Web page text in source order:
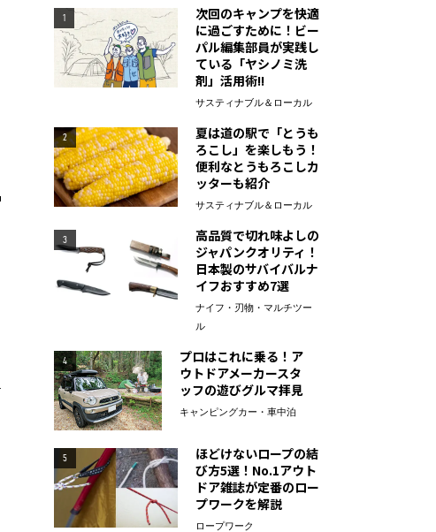
1
次回のキャンプを快適
に過ごすために！ビー
パル編集部員が実践し
ている「ヤシノミ洗
剤」活用術!!
サスティナブル＆ローカル
2
夏は道の駅で「とうも
ろこし」を楽しもう！
便利なとうもろこしカ
ッターも紹介
サスティナブル＆ローカル
3
高品質で切れ味よしの
ジャパンクオリティ！
日本製のサバイバルナ
イフおすすめ7選
ナイフ・刃物・マルチツー
ル
4
プロはこれに乗る！ア
ウトドアメーカースタ
ッフの遊びグルマ拝見
キャンピングカー・車中泊
5
ほどけないロープの結
び方5選！No.1アウト
ドア雑誌が定番のロー
プワークを解説
ロープワーク